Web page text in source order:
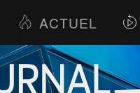
ACTUEL